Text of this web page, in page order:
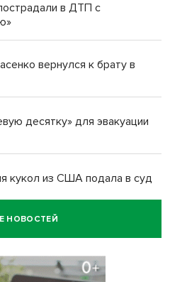
в ДТП с
вернулся к брату в
десятку» для эвакуации
кукол из США подала в суд
НОВОСТЕЙ